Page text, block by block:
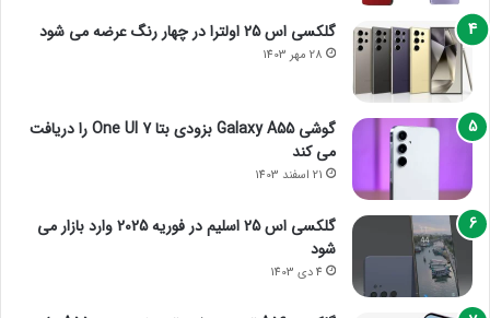
گلکسی اس 25 اولترا در چهار رنگ عرضه می شود
28 مهر 1403
گوشی Galaxy A55 بزودی بتا One UI 7 را دریافت
می کند
21 اسفند 1403
گلکسی اس 25 اسلیم در فوریه 2025 وارد بازار می
شود
4 دی 1403